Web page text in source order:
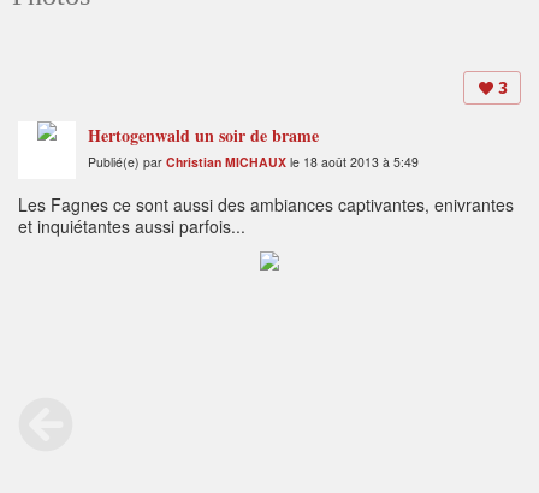
3
Hertogenwald un soir de brame
Publié(e) par Christian MICHAUX le 18 août 2013 à 5:49
Les Fagnes ce sont aussi des ambiances captivantes, enivrantes
et inquiétantes aussi parfois...